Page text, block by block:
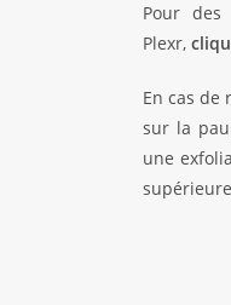
Pour
Plexr,
En cas de
sur la
une